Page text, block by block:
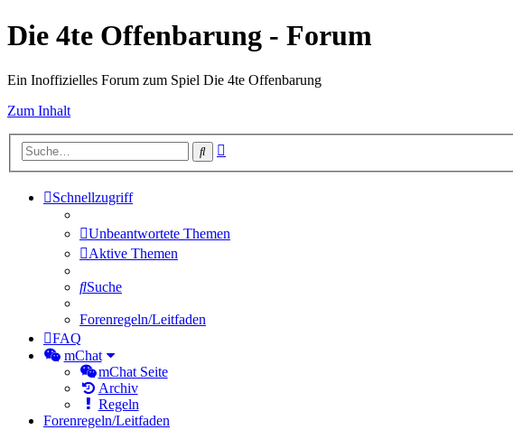
Die 4te Offenbarung - Forum
Ein Inoffizielles Forum zum Spiel Die 4te Offenbarung
Zum Inhalt
Suche
Schnellzugriff
Unbeantwortete Themen
Aktive Themen
Suche
Forenregeln/Leitfaden
FAQ
mChat
mChat Seite
Archiv
Regeln
Forenregeln/Leitfaden